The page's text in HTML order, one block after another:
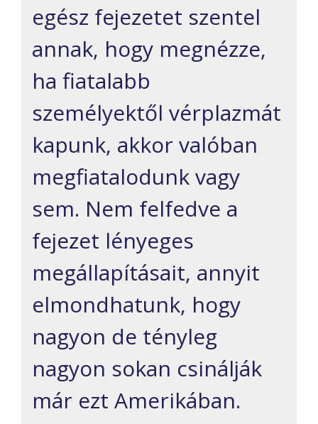
egész fejezetet szentel
annak, hogy megnézze,
ha fiatalabb
személyektől vérplazmát
kapunk, akkor valóban
megfiatalodunk vagy
sem. Nem felfedve a
fejezet lényeges
megállapításait, annyit
elmondhatunk, hogy
nagyon de tényleg
nagyon sokan csinálják
már ezt Amerikában.